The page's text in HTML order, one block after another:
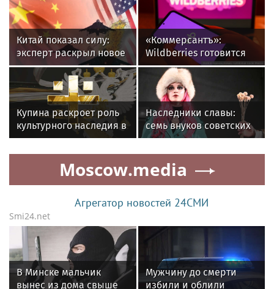
Китай показал силу:
эксперт раскрыл новое
поле битвы и главного
врага
«Коммерсантъ»:
Wildberries готовится
запустить собственный
мессенджер
Купина раскроет роль
культурного наследия в
единстве России
Наследники славы:
семь внуков советских
актеров, которые
пошли по их стопам
Moscow.media
Агрегатор новостей 24СМИ
Smi24.net
В Минске мальчик
вынес из дома свыше
Мужчину до смерти
избили и облили